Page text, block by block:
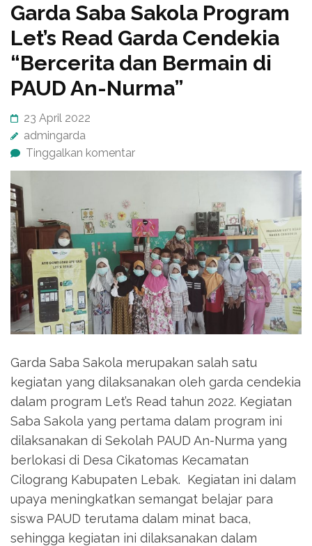
Garda Saba Sakola Program
Let’s Read Garda Cendekia
“Bercerita dan Bermain di
PAUD An-Nurma”
23 April 2022
admingarda
Tinggalkan komentar
Garda Saba Sakola merupakan salah satu
kegiatan yang dilaksanakan oleh garda cendekia
dalam program Let’s Read tahun 2022. Kegiatan
Saba Sakola yang pertama dalam program ini
dilaksanakan di Sekolah PAUD An-Nurma yang
berlokasi di Desa Cikatomas Kecamatan
Cilograng Kabupaten Lebak. Kegiatan ini dalam
upaya meningkatkan semangat belajar para
siswa PAUD terutama dalam minat baca,
sehingga kegiatan ini dilaksanakan dalam